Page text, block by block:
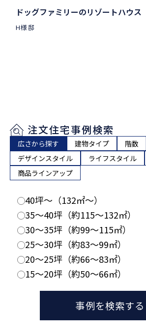
ドッグファミリーのリゾートハウス
H様邸
注文住宅事例検索
広さから探す 建物タイプ
階数
デザインスタイル
ライフスタイル
商品ラインアップ
40坪〜（132㎡〜）
35〜40坪（約115〜132㎡）
30〜35坪（約99〜115㎡）
25〜30坪（約83〜99㎡）
20〜25坪（約66〜83㎡）
15〜20坪（約50〜66㎡）
事例を検索する